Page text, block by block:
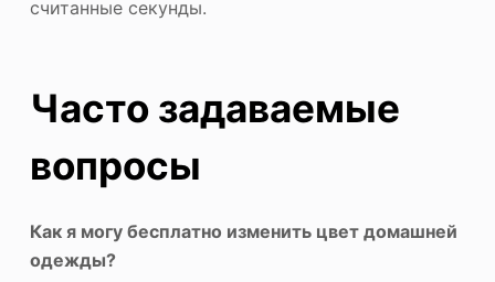
считанные секунды.
Часто задаваемые
вопросы
Как я могу бесплатно изменить цвет домашней
одежды?